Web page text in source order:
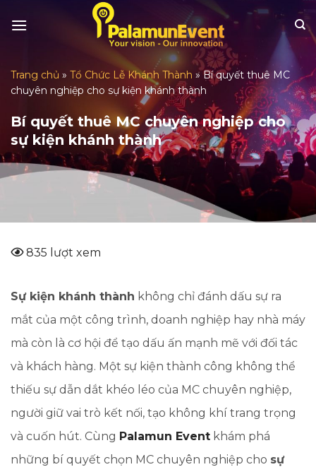
Trang chủ » Tổ Chức Lễ Khánh Thành »Bí quyết thuê MC
chuyên nghiệp cho sự kiện khánh thành
Bí quyết thuê MC chuyên nghiệp cho
sự kiện khánh thành
835 lượt xem
Sự kiện khánh thành không chỉ đánh dấu sự ra
mắt của một công trình, doanh nghiệp hay nhà máy
mà còn là cơ hội để tạo dấu ấn mạnh mẽ với đối tác
và khách hàng. Một sự kiện thành công không thể
thiếu sự dẫn dắt khéo léo của MC chuyên nghiệp,
người giữ vai trò kết nối, tạo không khí trang trọng
và cuốn hút. Cùng Palamun Event khám phá
những bí quyết chọn MC chuyên nghiệp cho sự